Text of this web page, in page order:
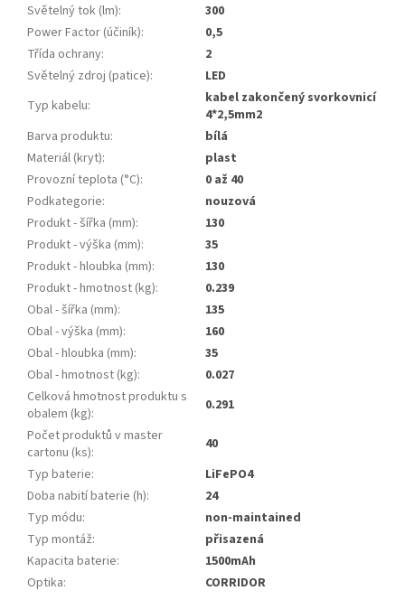
Světelný tok (lm):
300
Power Factor (účiník):
0,5
Třída ochrany:
2
Světelný zdroj (patice):
LED
Typ kabelu:
kabel zakončený svorkovnicí
4*2,5mm2
Barva produktu:
bílá
Materiál (kryt):
plast
Provozní teplota (°C):
0 až 40
Podkategorie:
nouzová
Produkt - šířka (mm):
130
Produkt - výška (mm):
35
Produkt - hloubka (mm):
130
Produkt - hmotnost (kg):
0.239
Obal - šířka (mm):
135
Obal - výška (mm):
160
Obal - hloubka (mm):
35
Obal - hmotnost (kg):
0.027
Celková hmotnost produktu s
obalem (kg):
0.291
Počet produktů v master
cartonu (ks):
40
Typ baterie:
LiFePO4
Doba nabití baterie (h):
24
Typ módu:
non-maintained
Typ montáž:
přisazená
Kapacita baterie:
1500mAh
Optika: CORRIDOR